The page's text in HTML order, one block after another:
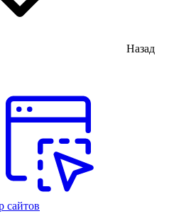
Назад
сайтов